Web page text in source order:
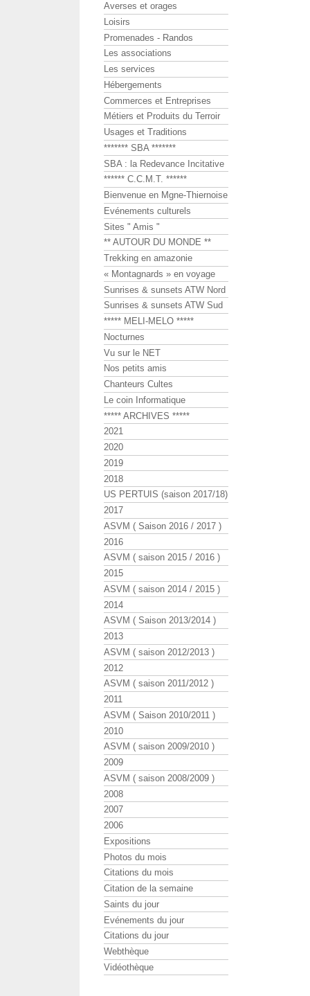
Averses et orages
Loisirs
Promenades - Randos
Les associations
Les services
Hébergements
Commerces et Entreprises
Métiers et Produits du Terroir
Usages et Traditions
******* SBA *******
SBA : la Redevance Incitative
****** C.C.M.T. ******
Bienvenue en Mgne-Thiernoise
Evénements culturels
Sites " Amis "
** AUTOUR DU MONDE **
Trekking en amazonie
« Montagnards » en voyage
Sunrises & sunsets ATW Nord
Sunrises & sunsets ATW Sud
***** MELI-MELO *****
Nocturnes
Vu sur le NET
Nos petits amis
Chanteurs Cultes
Le coin Informatique
***** ARCHIVES *****
2021
2020
2019
2018
US PERTUIS (saison 2017/18)
2017
ASVM ( Saison 2016 / 2017 )
2016
ASVM ( saison 2015 / 2016 )
2015
ASVM ( saison 2014 / 2015 )
2014
ASVM ( Saison 2013/2014 )
2013
ASVM ( saison 2012/2013 )
2012
ASVM ( saison 2011/2012 )
2011
ASVM ( Saison 2010/2011 )
2010
ASVM ( saison 2009/2010 )
2009
ASVM ( saison 2008/2009 )
2008
2007
2006
Expositions
Photos du mois
Citations du mois
Citation de la semaine
Saints du jour
Evénements du jour
Citations du jour
Webthèque
Vidéothèque